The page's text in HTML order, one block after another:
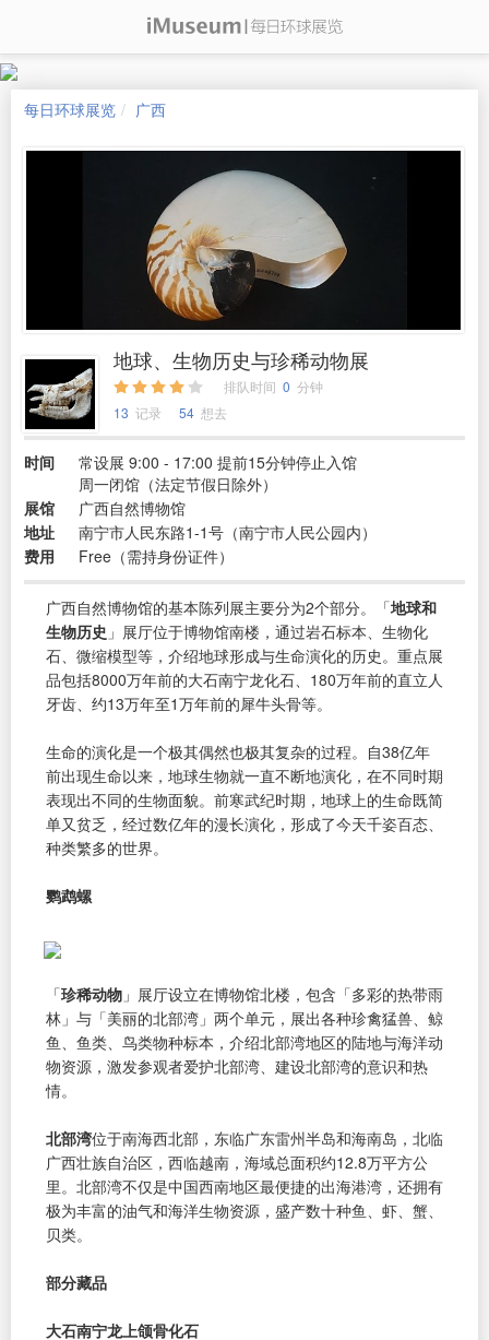
每日环球展览 广西
地球、生物历史与珍稀动物展
排队时间 0 分钟
13 记录 54 想去
时间
常设展 9:00 - 17:00 提前15分钟停止入馆
周一闭馆（法定节假日除外）
展馆
广西自然博物馆
地址
南宁市人民东路1-1号（南宁市人民公园内）
费用
Free（需持身份证件）
广西自然博物馆的基本陈列展主要分为2个部分。「地球和
生物历史 」展厅位于博物馆南楼，通过岩石标本、生物化
石、微缩模型等，介绍地球形成与生命演化的历史。重点展
品包括8000万年前的大石南宁龙化石、180万年前的直立人
牙齿、约13万年至1万年前的犀牛头骨等。
生命的演化是一个极其偶然也极其复杂的过程。自38亿年
前出现生命以来，地球生物就一直不断地演化，在不同时期
表现出不同的生物面貌。前寒武纪时期，地球上的生命既简
单又贫乏，经过数亿年的漫长演化，形成了今天千姿百态、
种类繁多的世界。
鹦鹉螺
「珍稀动物 」展厅设立在博物馆北楼，包含「多彩的热带雨
林」与「美丽的北部湾」两个单元，展出各种珍禽猛兽、鲸
鱼、鱼类、鸟类物种标本，介绍北部湾地区的陆地与海洋动
物资源，激发参观者爱护北部湾、建设北部湾的意识和热
情。
北部湾位于南海西北部，东临广东雷州半岛和海南岛，北临
广西壮族自治区，西临越南，海域总面积约12.8万平方公
里。北部湾不仅是中国西南地区最便捷的出海港湾，还拥有
极为丰富的油气和海洋生物资源，盛产数十种鱼、虾、蟹、
贝类。
部分藏品
大石南宁龙上颌骨化石